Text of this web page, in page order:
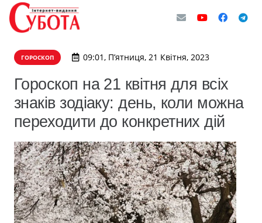
ГОРОСКОП 09:01, П’ятниця, 21 Квітня, 2023
Гороскоп на 21 квітня для всіх
знаків зодіаку: день, коли можна
переходити до конкретних дій